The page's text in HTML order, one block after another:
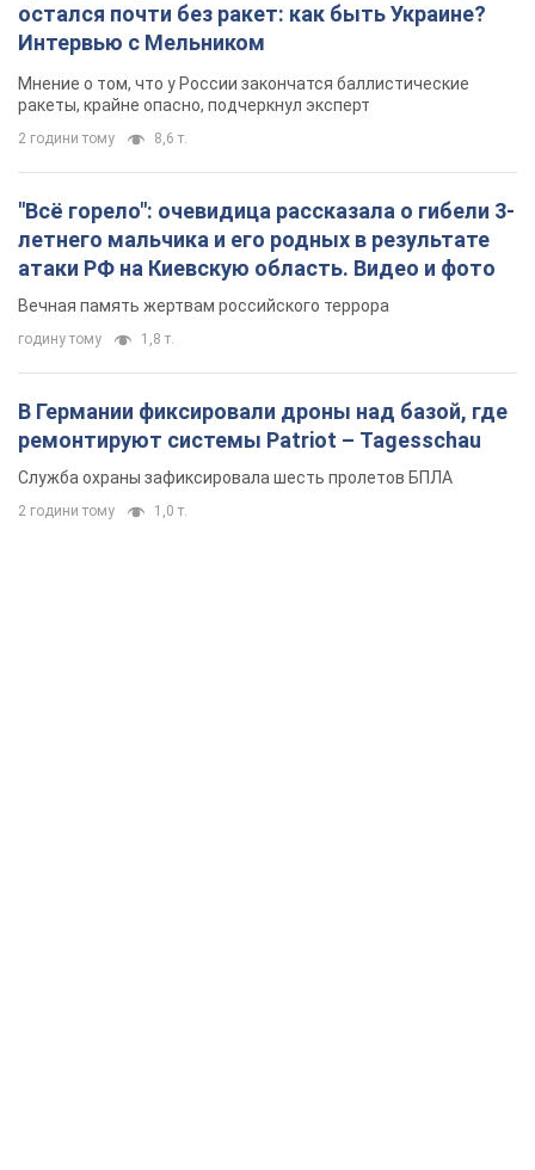
остался почти без ракет: как быть Украине?
Интервью с Мельником
Мнение о том, что у России закончатся баллистические
ракеты, крайне опасно, подчеркнул эксперт
2 години тому 8,6 т.
"Всё горело": очевидица рассказала о гибели 3-
летнего мальчика и его родных в результате
атаки РФ на Киевскую область. Видео и фото
Вечная память жертвам российского террора
годину тому 1,8 т.
В Германии фиксировали дроны над базой, где
ремонтируют системы Patriot – Tagesschau
Служба охраны зафиксировала шесть пролетов БПЛА
2 години тому 1,0 т.